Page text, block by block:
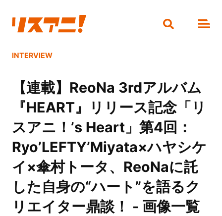
INTERVIEW
【連載】ReoNa 3rdアルバム
『HEART』リリース記念「リ
スアニ！’s Heart」第4回：
Ryo’LEFTY’Miyata×ハヤシケ
イ×傘村トータ、ReoNaに託
した自身の“ハート”を語るク
リエイター鼎談！ - 画像一覧